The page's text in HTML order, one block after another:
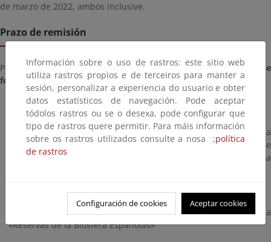
de marzo de 2022, ambos inclusive.
Prazo de remisión
Prazo para enviar documentos a partir do díamércores, 16 de
febreiro de 2022ata o díamartes, 08 de marzo de 2022
Resolución del Organismo Autónomo Parques Nacionales para
someter a un periodo de información pública el proyecto de
Real Decreto por el que se regula la Licencia de uso de la marca
Real decreto por el que se regula la licencia de uso de la marca
«Reservas de la Biosfera Españolas»
Información sobre o uso de rastros: este sitio web
utiliza rastros propios e de terceiros para manter a
sesión, personalizar a experiencia do usuario e obter
datos estatísticos de navegación. Pode aceptar
tódolos rastros ou se o desexa, pode configurar que
tipo de rastros quere permitir. Para máis información
sobre os rastros utilizados consulte a nosa ;política
de rastros
Configuración de cookies Aceptar cookies